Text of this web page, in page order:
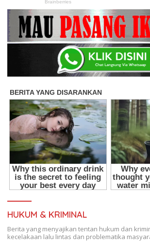
HUKUM & KRIMINAL
Berita yang menyajikan tentan hukum dan
kecelakaan lalu lintas dan problematika